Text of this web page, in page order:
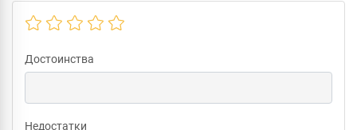
Достоинства
Недостатки